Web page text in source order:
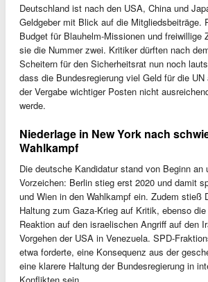
Deutschland ist nach den USA, China und
Geldgeber mit Blick auf die Mitgliedsbeiträge.
Budget für Blauhelm-Missionen und freiwillige
sie die Nummer zwei. Kritiker dürften nach
Scheitern für den Sicherheitsrat nun noch
dass die Bundesregierung viel Geld für die
der Vergabe wichtiger Posten nicht
werde.
Niederlage in New York nach
Wahlkampf
Die deutsche Kandidatur stand von Beginn an
Vorzeichen: Berlin stieg erst 2020 und damit
und Wien in den Wahlkampf ein. Zudem stieß
Haltung zum Gaza-Krieg auf Kritik, ebenso
Reaktion auf den israelischen Angriff auf den
Vorgehen der USA in Venezuela. SPD-
etwa forderte, eine Konsequenz aus der
eine klarere Haltung der Bundesregierung in
Konflikten sein.